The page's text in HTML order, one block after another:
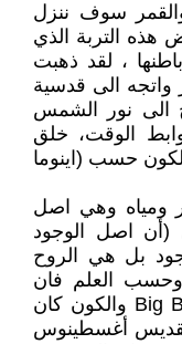
سوف ننزل
هذه التربة الذي
، لقد ذهبت
الى قدسية
الى نور الشمس
الوقت، خلق
حسب (اينوما
ومياه وهي اصل
(أن اصل الوجود
بل هي الروح
العلم فان
الكون تكون أثر الانفجار العظيم Big Bang والكون كان
أغسطينوس